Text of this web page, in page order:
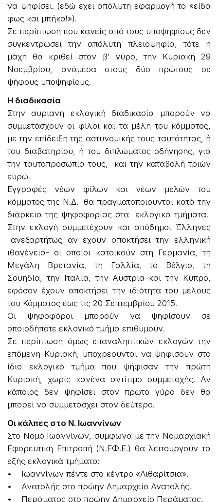
να ψηφίσει. (εδώ έχει απόλυτη εφαρμογή το «είδα
φως και μπήκα!»).
Σε περίπτωση που κανείς από τους υποψηφίους δεν
συγκεντρώσει την απόλυτη πλειοψηφία, τότε η
μάχη θα κριθεί στον β' γύρο, την Κυριακή 29
Νοεμβρίου, ανάμεσα στους δύο πρώτους σε
ψήφους υποψηφίους.
Η διαδικασία
Στην αυριανή εκλογική διαδικασία μπορούν να
συμμετάσχουν οι φίλοι και τα μέλη του κόμματος,
με την επίδειξη της αστυνομικής τους ταυτότητας, ή
του διαβατηρίου, ή του διπλώματος οδήγησης, για
την ταυτοπροσωπία τους, και την καταβολή τριών
ευρώ.
Εγγραφές νέων φίλων και νέων μελών του
κόμματος της Ν.Δ. θα πραγματοποιούνται κατά την
διάρκεια της ψηφοφορίας στα εκλογικά τμήματα.
Στην εκλογή συμμετέχουν και απόδημοι Έλληνες
-ανεξαρτήτως αν έχουν αποκτήσει την ελληνική
ιθαγένεια- οι οποίοι κατοικούν στη Γερμανία, τη
Μεγάλη Βρετανία, τη Γαλλία, το Βέλγιο, τη
Σουηδία, την Ιταλία, την Αυστρία και την Κύπρο,
εφόσον έχουν αποκτήσει την ιδιότητα του μέλους
του Κόμματος έως τις 20 Σεπτεμβρίου 2015.
Οι ψηφοφόροι μπορούν να ψηφίσουν σε
οποιοδήποτε εκλογικό τμήμα επιθυμούν.
Σε περίπτωση όμως επαναληπτικών εκλογών την
επόμενη Κυριακή, υποχρεούνται να ψηφίσουν στο
ίδιο εκλογικό τμήμα που ψήφισαν την πρώτη
Κυριακή, χωρίς κανένα αντίτιμο συμμετοχής. Αν
κάποιος δεν ψηφίσει στον πρώτο γύρο δεν θα
μπορεί να συμμετάσχει στον δεύτερο.
Οι κάλπες στο Ν. Ιωαννίνων
Στο Νομό Ιωαννίνων, σύμφωνα με την Νομαρχιακή
Εφορευτική Επιτροπή (Ν.ΕΦ.Ε.) θα λειτουργούν τα
εξής εκλογικά τμήματα:
• Ιωαννίνων πέντε στο κέντρο «Λιθαρίτσια».
• Ανατολής στο πρώην Δημαρχείο Ανατολής.
• Περάματος στο πρώην Δημαρχείο Περάματος.